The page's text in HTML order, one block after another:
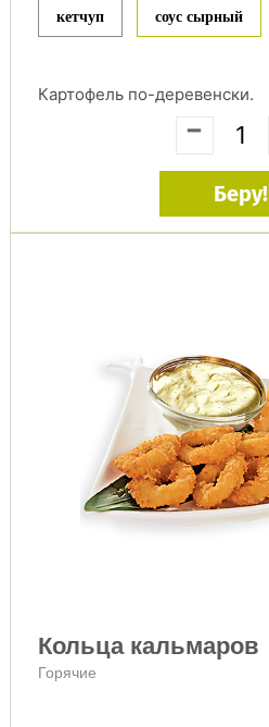
кетчуп соус сырный
Картофель по-деревенски.
-
Беру!
Кольца кальмаров
Горячие